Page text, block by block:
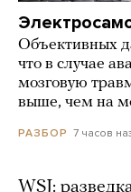
Объективных
что в случае
мозговую
выше, чем на
РАЗБОР 7 часов
WSJ: